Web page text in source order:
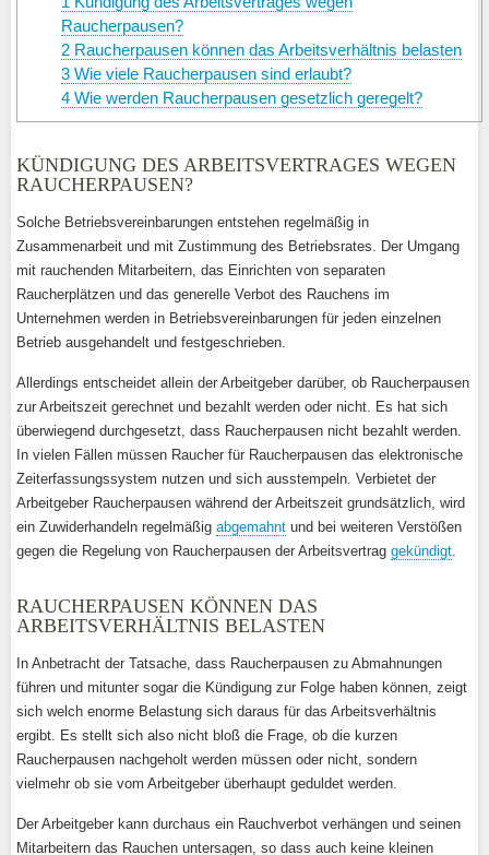
Raucherpausen?
2 Raucherpausen können das Arbeitsverhältnis belasten
3 Wie viele Raucherpausen sind erlaubt?
4 Wie werden Raucherpausen gesetzlich geregelt?
KÜNDIGUNG DES ARBEITSVERTRAGES WEGEN
RAUCHERPAUSEN?
Solche Betriebsvereinbarungen entstehen regelmäßig in
Zusammenarbeit und mit Zustimmung des Betriebsrates. Der Umgang
mit rauchenden Mitarbeitern, das Einrichten von separaten
Raucherplätzen und das generelle Verbot des Rauchens im
Unternehmen werden in Betriebsvereinbarungen für jeden einzelnen
Betrieb ausgehandelt und festgeschrieben.
Allerdings entscheidet allein der Arbeitgeber darüber, ob Raucherpausen
zur Arbeitszeit gerechnet und bezahlt werden oder nicht. Es hat sich
überwiegend durchgesetzt, dass Raucherpausen nicht bezahlt werden.
In vielen Fällen müssen Raucher für Raucherpausen das elektronische
Zeiterfassungssystem nutzen und sich ausstempeln. Verbietet der
Arbeitgeber Raucherpausen während der Arbeitszeit grundsätzlich, wird
ein Zuwiderhandeln regelmäßig abgemahnt und bei weiteren Verstößen
gegen die Regelung von Raucherpausen der Arbeitsvertrag gekündigt.
RAUCHERPAUSEN KÖNNEN DAS
ARBEITSVERHÄLTNIS BELASTEN
In Anbetracht der Tatsache, dass Raucherpausen zu Abmahnungen
führen und mitunter sogar die Kündigung zur Folge haben können, zeigt
sich welch enorme Belastung sich daraus für das Arbeitsverhältnis
ergibt. Es stellt sich also nicht bloß die Frage, ob die kurzen
Raucherpausen nachgeholt werden müssen oder nicht, sondern
vielmehr ob sie vom Arbeitgeber überhaupt geduldet werden.
Der Arbeitgeber kann durchaus ein Rauchverbot verhängen und seinen
Mitarbeitern das Rauchen untersagen, so dass auch keine kleinen